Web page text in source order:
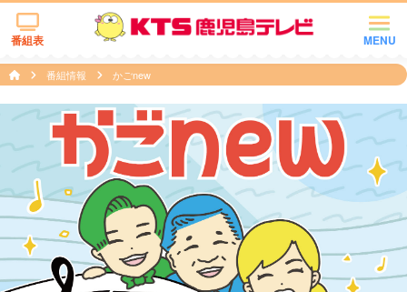
MENU
番組表
番組情報 かごnew